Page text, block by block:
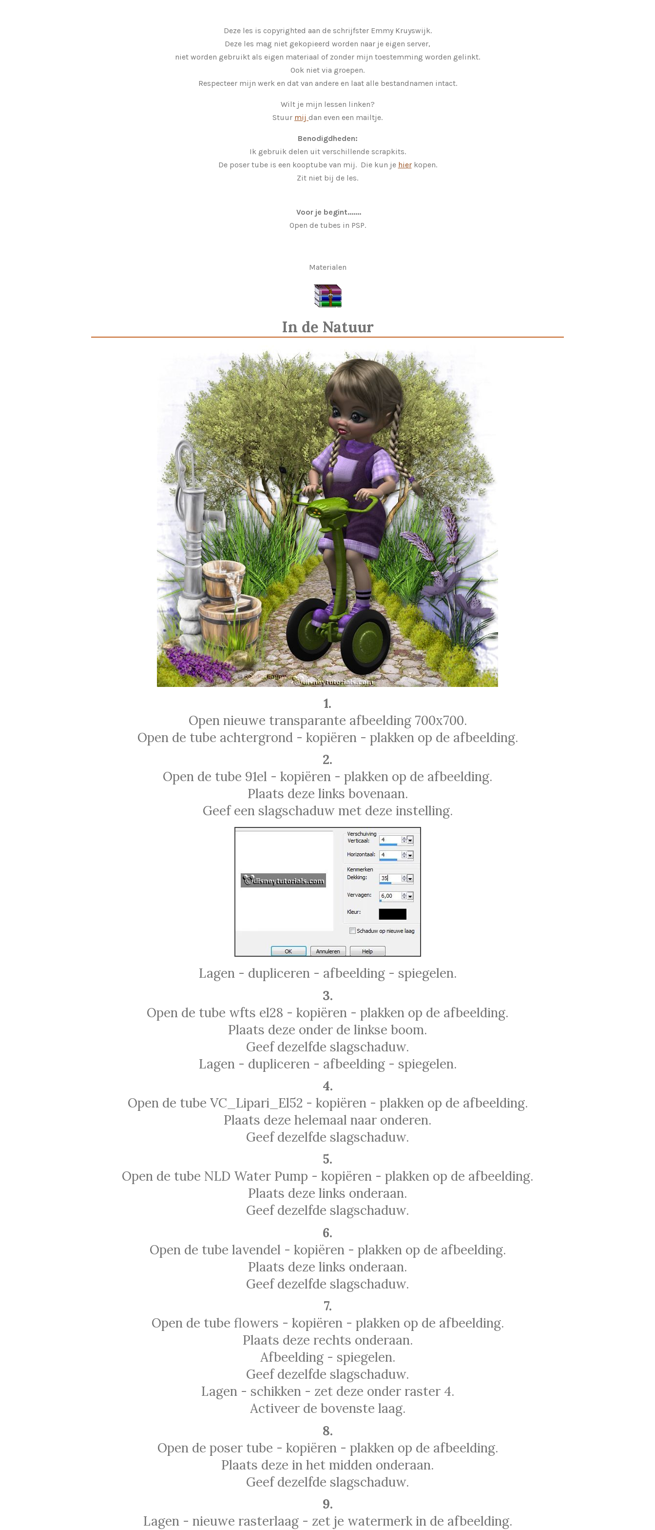
Deze les is copyrighted aan de schrijfster Emmy Kruyswijk.
Deze les mag niet gekopieerd worden naar je eigen server,
niet worden gebruikt als eigen materiaal of zonder mijn toestemming worden gelinkt.
Ook niet via groepen.
Respecteer mijn werk en dat van andere en laat alle bestandnamen intact.
Wilt je mijn lessen linken?
Stuur mij dan even een mailtje.
Benodigdheden:
Ik gebruik delen uit verschillende scrapkits.
De poser tube is een kooptube van mij. Die kun je hierkopen.
Zit niet bij de les.
Voor je begint.......
Open de tubes in PSP.
Materialen
In de Natuur
1.
Open nieuwe transparante afbeelding 700x700.
Open de tube achtergrond - kopiëren - plakken op de afbeelding.
2.
Open de tube 91el - kopiëren - plakken op de afbeelding.
Plaats deze links bovenaan.
Geef een slagschaduw met deze instelling.
Lagen - dupliceren - afbeelding - spiegelen.
3.
Open de tube wfts el28 - kopiëren - plakken op de afbeelding.
Plaats deze onder de linkse boom.
Geef dezelfde slagschaduw.
Lagen - dupliceren - afbeelding - spiegelen.
4.
Open de tube VC_Lipari_El52 - kopiëren - plakken op de afbeelding.
Plaats deze helemaal naar onderen.
Geef dezelfde slagschaduw.
5.
Open de tube NLD Water Pump - kopiëren - plakken op de afbeelding.
Plaats deze links onderaan.
Geef dezelfde slagschaduw.
6.
Open de tube lavendel - kopiëren - plakken op de afbeelding.
Plaats deze links onderaan.
Geef dezelfde slagschaduw.
7.
Open de tube flowers - kopiëren - plakken op de afbeelding.
Plaats deze rechts onderaan.
Afbeelding - spiegelen.
Geef dezelfde slagschaduw.
Lagen - schikken - zet deze onder raster 4.
Activeer de bovenste laag.
8.
Open de poser tube - kopiëren - plakken op de afbeelding.
Plaats deze in het midden onderaan.
Geef dezelfde slagschaduw.
9.
Lagen - nieuwe rasterlaag - zet je watermerk in de afbeelding.